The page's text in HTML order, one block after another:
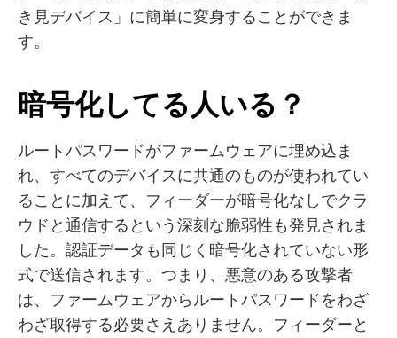
き見デバイス」に簡単に変身することができま
す。
暗号化してる人いる？
ルートパスワードがファームウェアに埋め込ま
れ、すべてのデバイスに共通のものが使われてい
ることに加えて、フィーダーが暗号化なしでクラ
ウドと通信するという深刻な脆弱性も発見されま
した。認証データも同じく暗号化されていない形
式で送信されます。つまり、悪意のある攻撃者
は、ファームウェアからルートパスワードをわざ
わざ取得する必要さえありません。フィーダーと